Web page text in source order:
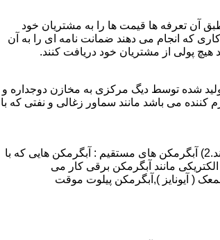
آن تعرفه ها قیمت ها را به مشتریان خود
که انجام می دهند ضمانت نامه ای را به آن
پولی از مشتریان خود دریافت کنند.
شده توسط دیگ مرکزی به مخازن دوجداره و
می باشد مانند سماور زغالی و نفتی که با
انواع آبگرمکن و تعمیر آبگرمکن عبارتند از : 1) آبگرمکن های گاز سوز : آب گرمکن های آنی دیواری,آبگرمکن های مخزن دار,آبگرمکن های بدون مخزن نیز می گویند.2) آبگرمکن های مستقیم : آبگرمکن هایی که با
مانند آبگرمکن برقی کار می
) | آبگرمکن بدون شمعک ( آیونایز ),آبگرمکن پیلوت موقت